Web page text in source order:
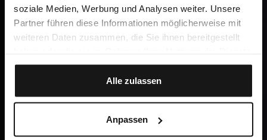
soziale Medien, Werbung und Analysen weiter. Unsere
Partner führen diese Informationen möglicherweise mit
weiteren Daten zusammen, die Sie ihnen bereitgestellt
gesammelt haben.
Alle zulassen
Anpassen